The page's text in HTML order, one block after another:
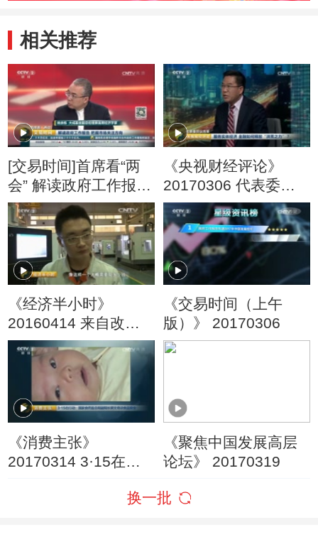
相关推荐
[交易时间]首席看“两
会” 解读政府工作报告
把握市场关注方向
《央视财经评论》
20170306 代表委员
议改革 服务实体经济
金融如何释放“洪荒之
力”？
《经济半小时》
20160414 来自改革
一线的报道：竞争力
背后的焦虑
《交易时间（上午
版）》 20170306
《消费主张》
20170314 3·15在行
副局长郭文奇谈食品
《聚焦中国发展高层
论坛》 20170319
换一批